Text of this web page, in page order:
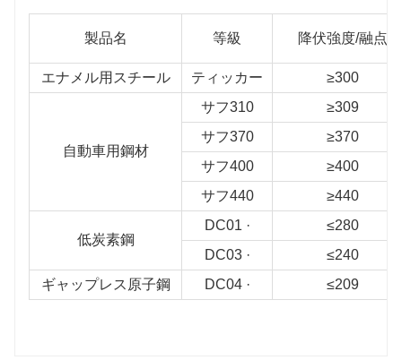
製品名 等級 降伏強度/融点
エナメル用スチール ティッカー ≥300
自動車用鋼材
サフ310
≥309
サフ370
≥370
サフ400
≥400
サフ440
≥440
低炭素鋼
DC01 ·
≤280
DC03 ·
≤240
ギャップレス原子鋼
DC04 · ≤209